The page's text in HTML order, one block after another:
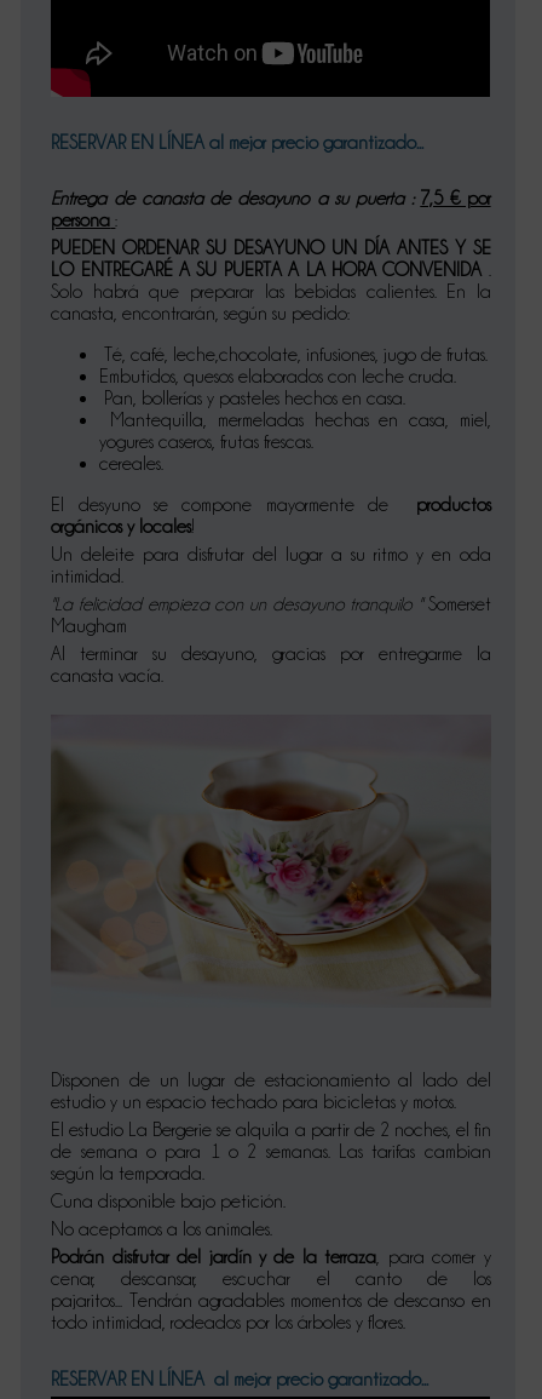
RESERVAR EN LÍNEA al mejor precio garantizado...
Entrega de canasta de desayuno a su puerta : 7,5 € por
persona :
PUEDEN ORDENAR SU DESAYUNO UN DÍA ANTES Y SE
LO ENTREGARÉ A SU PUERTA A LA HORA CONVENIDA
Solo habrá que preparar las bebidas calientes. En la
canasta, encontrarán, según su pedido:
Té, café, leche,chocolate, infusiones, jugo de frutas.
Embutidos, quesos elaborados con leche cruda.
Pan, bollerías y pasteles hechos en casa.
Mantequilla, mermeladas hechas en casa, miel,
yogures caseros, frutas frescas.
cereales.
El desyuno se compone mayormente de
productos
orgánicos y locales!
Un deleite para disfrutar del lugar a su ritmo y en oda
intimidad.
"La felicidad empieza con un desayuno tranquilo "Somerset
Maugham
Al terminar su desayuno, gracias por entregarme la
canasta vacía.
Disponen de un lugar de estacionamiento al lado del
estudio y un espacio techado para bicicletas y motos.
El estudio La Bergerie se alquila a partir de 2 noches, el fin
de semana o para 1 o 2 semanas. Las tarifas cambian
según la temporada.
Cuna disponible bajo petición.
No aceptamos a los animales.
Podrán disfrutar del jardín y de la terraza , para comer y
cenar, descansar, escuchar el canto de los
pajaritos... Tendrán agradables momentos de descanso en
todo intimidad, rodeados por los árboles y flores.
RESERVAR EN LÍNEA al mejor precio garantizado...